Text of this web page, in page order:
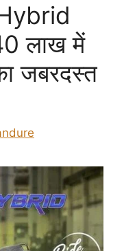
लाख में
जबरदस्त